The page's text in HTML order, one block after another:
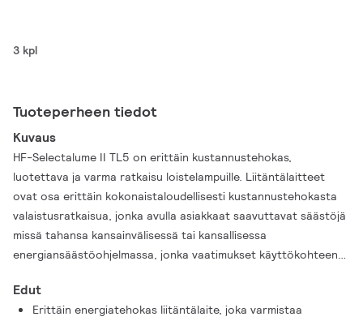
3 kpl
Tuoteperheen tiedot
Kuvaus
HF-Selectalume II TL5 on erittäin kustannustehokas,
luotettava ja varma ratkaisu loistelampuille. Liitäntälaitteet
ovat osa erittäin kokonaistaloudellisesti kustannustehokasta
valaistusratkaisua, jonka avulla asiakkaat saavuttavat säästöjä
missä tahansa kansainvälisessä tai kansallisessa
energiansäästöohjelmassa, jonka vaatimukset käyttökohteen
liitäntälaitteet sopivat erinomaisesti monenlaisiin kaupan alan
uusiin rakennuskohteisiin ja saneerauskohteisiin, kuten
Edut
Erittäin energiatehokas liitäntälaite, joka varmistaa